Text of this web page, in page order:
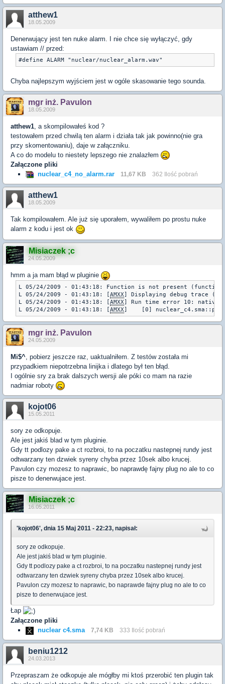
atthew1
18.05.2009
Denerwujący jest ten nuke alarm. I nie chce się wyłączyć, gdy
ustawiam // przed:
#define ALARM "nuclear/nuclear_alarm.wav"
Chyba najlepszym wyjściem jest w ogóle skasowanie tego sounda.
mgr inż. Pavulon
18.05.2009
atthew1 , a skompilowałeś kod ?
testowałem przed chwilą ten alarm i działa tak jak powinno(nie gra
przy skomentowaniu), daje w załączniku.
A co do modelu to niestety lepszego nie znalazłem
Załączone pliki
nuclear_c4_no_alarm.rar
11,67 KB 362 Ilość pobrań
atthew1
18.05.2009
Tak kompilowałem. Ale już się uporałem, wywaliłem po prostu nuke
alarm z kodu i jest ok
Misiaczek ;c
24.05.2009
hmm a ja mam błąd w pluginie
L 05/24/2009 - 01:43:18: Function is not present (function
L 05/24/2009 - 01:43:18: [AMXX] Displaying debug trace
L 05/24/2009 - 01:43:18: [AMXX] Run time error 10: native
L 05/24/2009 - 01:43:18: [AMXX]    [0]
mgr inż. Pavulon
24.05.2009
Mi$^ , pobierz jeszcze raz, uaktualniłem. Z testów została mi
przypadkiem niepotrzebna linijka i dlatego był ten błąd.
I ogólnie sry za brak dalszych wersji ale póki co mam na razie
nadmiar roboty
kojot06
15.05.2011
sory ze odkopuje.
Ale jest jakiś blad w tym pluginie.
Gdy tt podlozy pake a ct rozbroi, to na poczatku nastepnej rundy jest
odtwarzany ten dzwiek syreny chyba przez 10sek albo krucej.
Pavulon czy mozesz to naprawic, bo naprawdę fajny plug no ale to co
pisze to denerwujace jest.
Misiaczek ;c
16.05.2011
'kojot06', dnia 15 Maj 2011 - 22:23, napisał:
sory ze odkopuje.
Ale jest jakiś blad w tym pluginie.
Gdy tt podlozy pake a ct rozbroi, to na poczatku nastepnej rundy jest
odtwarzany ten dzwiek syreny chyba przez 10sek albo krucej.
Pavulon czy mozesz to naprawic, bo naprawde fajny plug no ale to co
pisze to denerwujace jest.
Łap
Załączone pliki
nuclear c4.sma
7,74 KB 333 Ilość pobrań
beniu1212
24.03.2013
Przepraszam że odkopuje ale mógłby mi ktoś przerobić ten plugin tak